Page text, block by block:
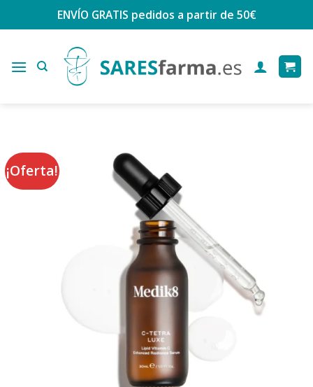
ENVÍO GRATIS pedidos a partir de 50€
¡Oferta!